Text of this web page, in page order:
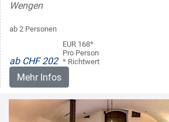
Wengen
ab 2 Personen
ab CHF 202
EUR 168*
Pro Person
* Richtwert
Mehr Infos